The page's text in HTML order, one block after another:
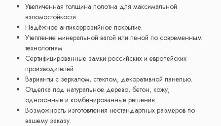
Увеличенная толщина полотна для максимальной
взломостойкости.
Надёжное антикоррозийное покрытие.
Утепление минеральной ватой или пеной по современным
технологиям.
Сертифицированные замки российских и европейских
производителей.
Варианты с зеркалом, стеклом, декоративной панелью.
Отделка под натуральное дерево, бетон, кожу,
однотонные и комбинированные решения.
Возможность изготовления нестандартных размеров по
вашему заказу.